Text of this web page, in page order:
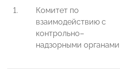
1.
Комитет по
взаимодействию с
контрольно–
надзорными органами